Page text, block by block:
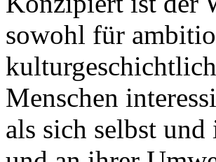
sowohl für
Menschen
als sich selbst